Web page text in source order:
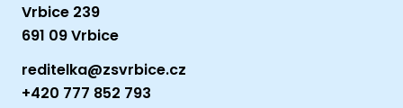
Vrbice 239
691 09 Vrbice
reditelka@zsvrbice.cz
+420 777 852 793